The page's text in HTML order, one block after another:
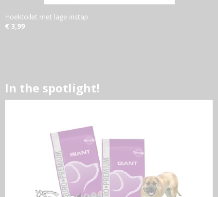
Hoektoilet met lage instap
€ 3,99
In the spotlight!